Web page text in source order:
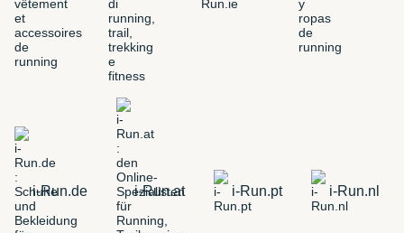
i-Run.de i-Run.at i-Run.pt i-Run.nl